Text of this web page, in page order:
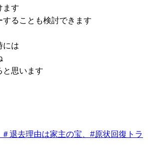
ます
ることも検討できます
には
と思います
退去理由は家主の宝、#原状回復トラ